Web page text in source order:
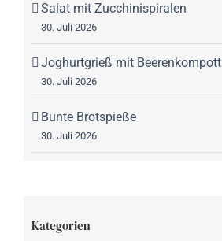
Salat mit Zucchinispiralen
30. Juli 2026
Joghurtgrieß mit Beerenkompott
30. Juli 2026
Bunte Brotspieße
30. Juli 2026
Kategorien